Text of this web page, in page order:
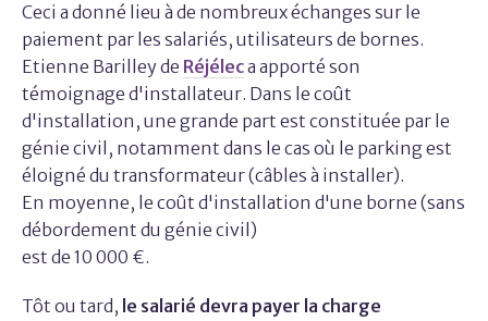
Ceci a donné lieu à de nombreux échanges sur le
paiement par les salariés, utilisateurs de bornes.
Etienne Barilley de Réjéleca apporté son
témoignage d'installateur. Dans le coût
d'installation, une grande part est constituée par le
génie civil, notamment dans le cas où le parking est
éloigné du transformateur (câbles à installer).
En moyenne, le coût d'installation d'une borne (sans
débordement du génie civil)
est de 10 000 €.
Tôt ou tard, le salarié devra payer la charge